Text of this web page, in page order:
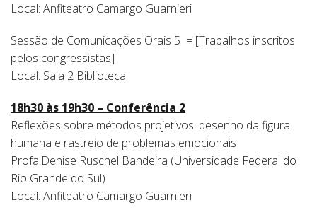
Local: Anfiteatro Camargo Guarnieri
Sessão de Comunicações Orais 5 = [Trabalhos inscritos
pelos congressistas]
Local: Sala 2 Biblioteca
18h30 às 19h30 – Conferência 2
Reflexões sobre métodos projetivos: desenho da figura
humana e rastreio de problemas emocionais
Profa.Denise Ruschel Bandeira (Universidade Federal do
Rio Grande do Sul)
Local: Anfiteatro Camargo Guarnieri